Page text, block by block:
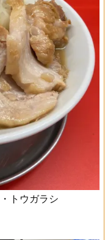
トウガラシ